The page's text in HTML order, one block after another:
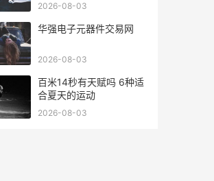
2026-08-03
华强电子元器件交易网
2026-08-03
百米14秒有天赋吗 6种适
合夏天的运动
2026-08-03